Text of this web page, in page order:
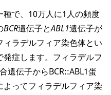
で、10万人に1人の頻度
BCR遺伝子とABL1遺伝子が
ラデルフィア染色体とい
症します。フィラデルフ
遺伝子からBCR::ABL1蛋
ってフィラデルフィア染